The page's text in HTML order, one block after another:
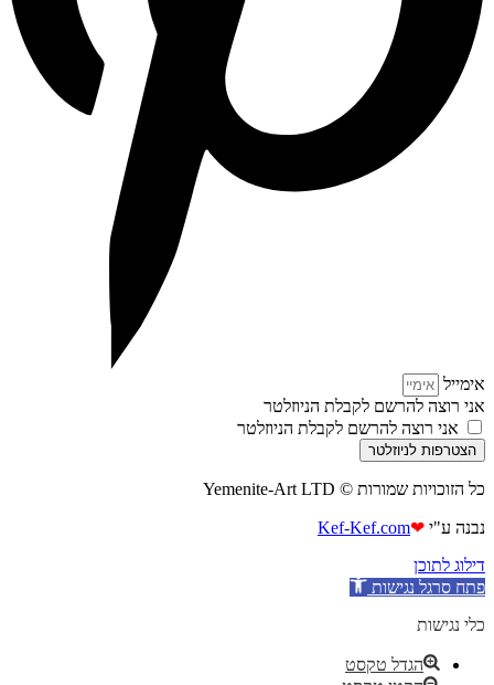
אימייל
אני רוצה להרשם לקבלת הניוזלטר
אני רוצה להרשם לקבלת הניוזלטר
הצטרפות לניוזלטר
כל הזוכויות שמורות © Yemenite-Art LTD
נבנה ע"י ❤
Kef-Kef.com
דילוג לתוכן
פתח סרגל נגישות
כלי נגישות
הגדל טקסט